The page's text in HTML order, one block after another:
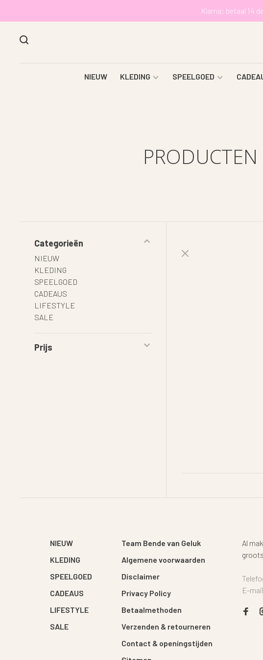
Klarna: betaal 14
NIEUW KLEDING SPEELGOED
Categorieën
NIEUW
KLEDING
SPEELGOED
CADEAUS
LIFESTYLE
SALE
Prijs
NIEUW
KLEDING
SPEELGOED
CADEAUS
LIFESTYLE
SALE
Team Bende van Geluk
Algemene voorwaarden
Disclaimer
Privacy Policy
Betaalmethoden
Verzenden & retourneren
Contact & openingstijden
Al
E-